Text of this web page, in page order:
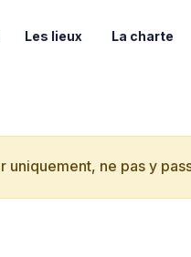
Les lieux La charte
ne pas y